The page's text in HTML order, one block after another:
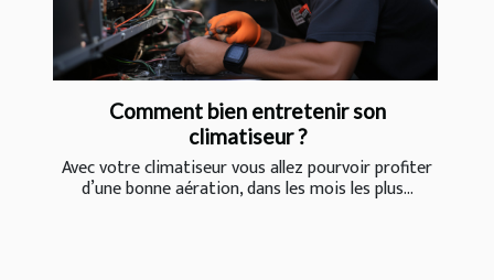
Comment bien entretenir son
climatiseur ?
Avec votre climatiseur vous allez pourvoir profiter
d’une bonne aération, dans les mois les plus...